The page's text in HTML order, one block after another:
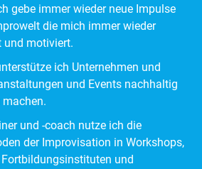
gebe immer wieder neue Impulse
die mich immer wieder
und motiviert.
ich Unternehmen und
und Events nachhaltig
und -coach nutze ich die
der Improvisation in Workshops,
Fortbildungsinstituten und